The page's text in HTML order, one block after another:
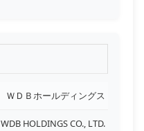
ＷＤＢホールディングス
WDB HOLDINGS CO., LTD.